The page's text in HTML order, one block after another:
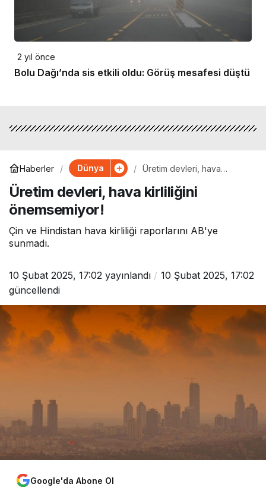
2 yıl önce
Bolu Dağı’nda sis etkili oldu: Görüş mesafesi düştü
Haberler Dünya
Üretim devleri, hava
Üretim devleri, hava kirliliğini
önemsemiyor!
Çin ve Hindistan hava kirliliği raporlarını AB'ye
sunmadı.
10 Şubat 2025, 17:02 yayınlandı
10 Şubat 2025, 17:02
güncellendi
Google'da Abone Ol